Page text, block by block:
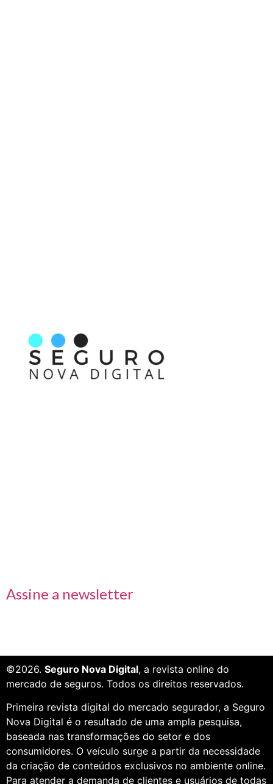
Assine a newsletter
©2026. Seguro Nova Digital, a revista online do
mercado de seguros. Todos os direitos reservados.
Primeira revista digital do mercado segurador, a Seguro
Nova Digital é o resultado de uma ampla pesquisa,
baseada nas transformações do setor e dos
consumidores. O veículo surge a partir da necessidade
da criação de conteúdos exclusivos no ambiente online.
Para atender a demanda de clientes e usuários de todas